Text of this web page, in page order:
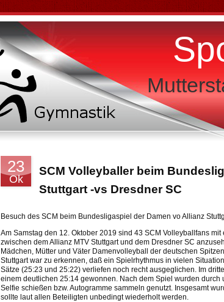
23
Ok
SCM Volleyballer beim
Stuttgart -vs Dresdner SC
Besuch des SCM beim Bundesligaspiel der Damen vo Allianz
Am Samstag den 12. Oktober 2019 sind 43 SCM Volleyballfans
zwischen dem Allianz MTV Stuttgart und dem Dresdner SC
Mädchen, Mütter und Väter Damenvolleyball der deutschen
Stuttgart war zu erkennen, daß ein Spielrhythmus in vielen
Sätze (25:23 und 25:22) verliefen noch recht ausgeglichen. Im
einem deutlichen 25:14 gewonnen. Nach dem Spiel wurden
Selfie schießen bzw. Autogramme sammeln genutzt. Insgesamt
sollte laut allen Beteiligten unbedingt wiederholt werden.